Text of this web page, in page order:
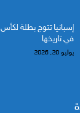
في تاريخها
يوليو 20, 2026